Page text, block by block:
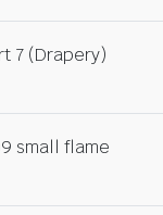
7 (Drapery)
small flame